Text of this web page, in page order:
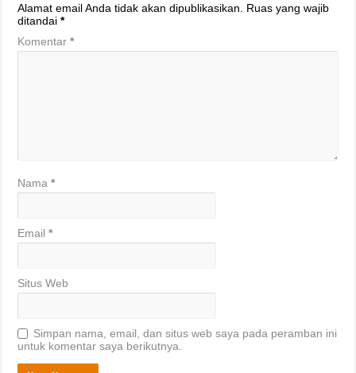
Alamat email Anda tidak akan dipublikasikan. Ruas yang wajib
ditandai*
Komentar*
Nama*
Email*
Situs Web
Simpan nama, email, dan situs web saya pada peramban ini
untuk komentar saya berikutnya.